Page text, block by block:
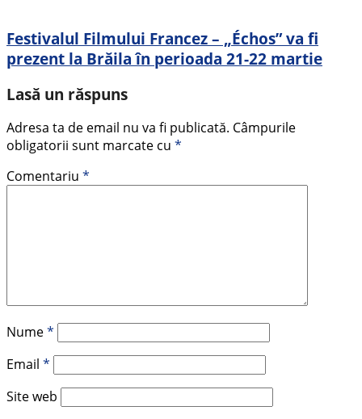
Festivalul Filmului Francez – „Échos” va fi
prezent la Brăila în perioada 21-22 martie
Lasă un răspuns
Adresa ta de email nu va fi publicată. Câmpurile
obligatorii sunt marcate cu *
Comentariu *
Nume*
Email *
Site web